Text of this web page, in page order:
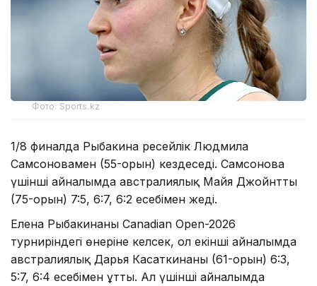
Фото: Sports.kz
1/8 финалда Рыбакина ресейлік Людмила
Самсоновамен (55-орын) кездеседі. Самсонова
үшінші айналымда австралиялық Майя Джойнтты
(75-орын) 7:5, 6:7, 6:2 есебімен жеңді.
Елена Рыбакинаның Canadian Open-2026
турниріндегі өнеріне келсек, ол екінші айналымда
австралиялық Дарья Касаткинаны (61-орын) 6:3,
5:7, 6:4 есебімен ұтты. Ал үшінші айналымда